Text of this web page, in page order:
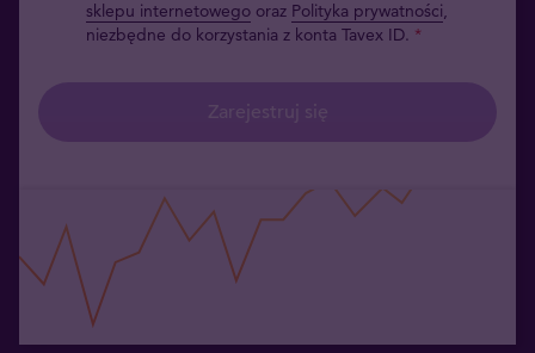
sklepu internetowego oraz Polityka prywatności,
niezbędne do korzystania z konta Tavex ID. *
Zarejestruj się